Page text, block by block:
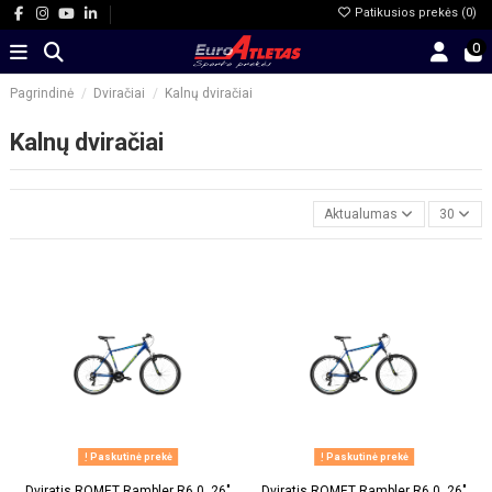
Patikusios prekės (0)
0
Pagrindinė Dviračiai Kalnų dviračiai
Kalnų dviračiai
Aktualumas 30
Paskutinė prekė Paskutinė prekė